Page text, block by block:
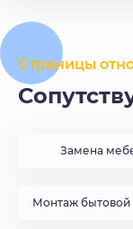
Страницы
Замена
Монтаж бытовой